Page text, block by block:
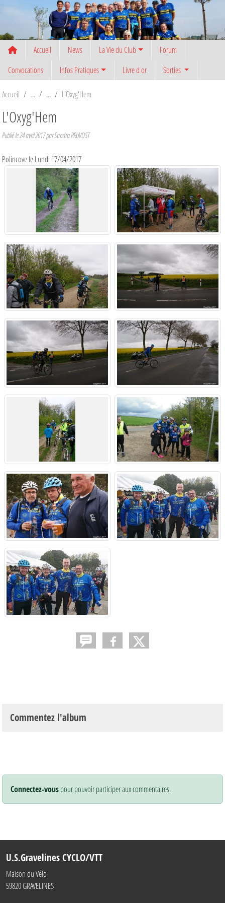
Accueil News La Vie du Club
Forum
Convocations
Infos Pratiques Livre d or Sorties
Accueil L'Oxyg'Hem
L'Oxyg'Hem
Publié le24 avril 2017parSandra PRUVOST
Polincove le Lundi 17/04/2017
Commentez l'album
Connectez-vouspour pouvoir participer aux commentaires.
U.S.Gravelines CYCLO/VTT
Maison du Vélo
59820GRAVELINES
Panneau de gestion des cookies